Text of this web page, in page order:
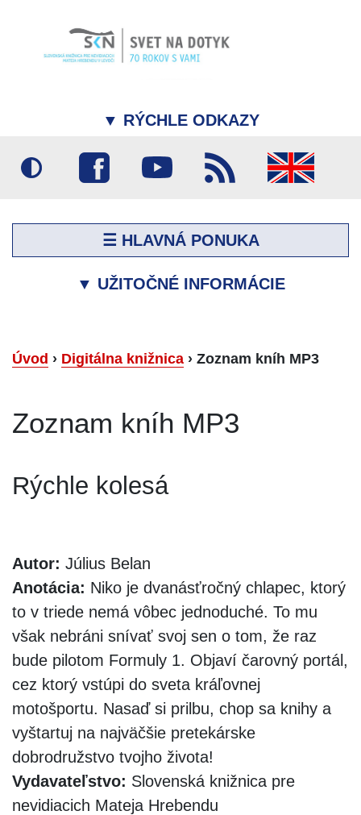
▼ RÝCHLE ODKAZY
☰ HLAVNÁ PONUKA
▼ UŽITOČNÉ INFORMÁCIE
Úvod › Digitálna knižnica › Zoznam kníh MP3
Zoznam kníh MP3
Rýchle kolesá
Autor: Július Belan
Anotácia: Niko je dvanásťročný chlapec, ktorý
to v triede nemá vôbec jednoduché. To mu
však nebráni snívať svoj sen o tom, že raz
bude pilotom Formuly 1. Objaví čarovný portál,
cez ktorý vstúpi do sveta kráľovnej
motošportu. Nasaď si prilbu, chop sa knihy a
vyštartuj na najväčšie pretekárske
dobrodružstvo tvojho života!
Vydavateľstvo: Slovenská knižnica pre
nevidiacich Mateja Hrebendu